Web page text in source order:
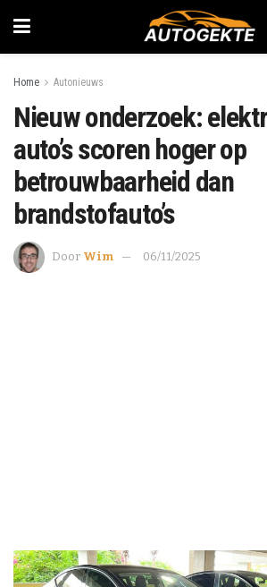
Home Autonieuws
Nieuw onderzoek:
auto’s scoren hoger op
betrouwbaarheid dan
brandstofauto’s
Door Wim 06/11/2025